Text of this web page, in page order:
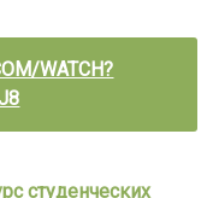
WATCH?
студенческих